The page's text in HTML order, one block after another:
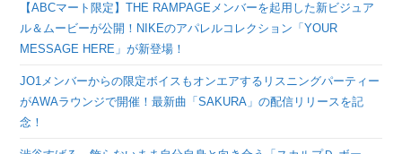
【ABCマート限定】THE RAMPAGEメンバーを起用した新ビジュア
ル＆ムービーが公開！NIKEのアパレルコレクション「YOUR
MESSAGE HERE」が新登場！
JO1メンバーからの限定ボイスもオンエアするリスニングパーティー
がAWAラウンジで開催！最新曲「SAKURA」の配信リリースを記
念！